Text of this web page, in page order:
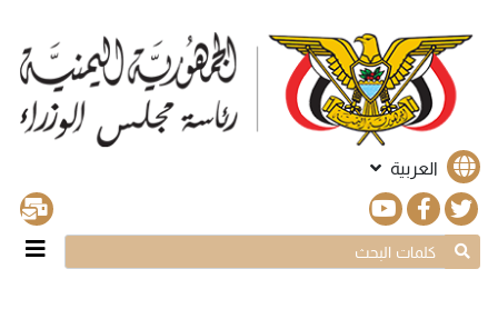
العربية